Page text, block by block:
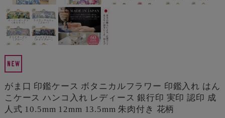
がま口 印鑑ケース ボタニカルフラワー 印鑑入れ はん
こケース ハンコ入れ レディース 銀行印 実印 認印 成
人式 10.5mm 12mm 13.5mm 朱肉付き 花柄